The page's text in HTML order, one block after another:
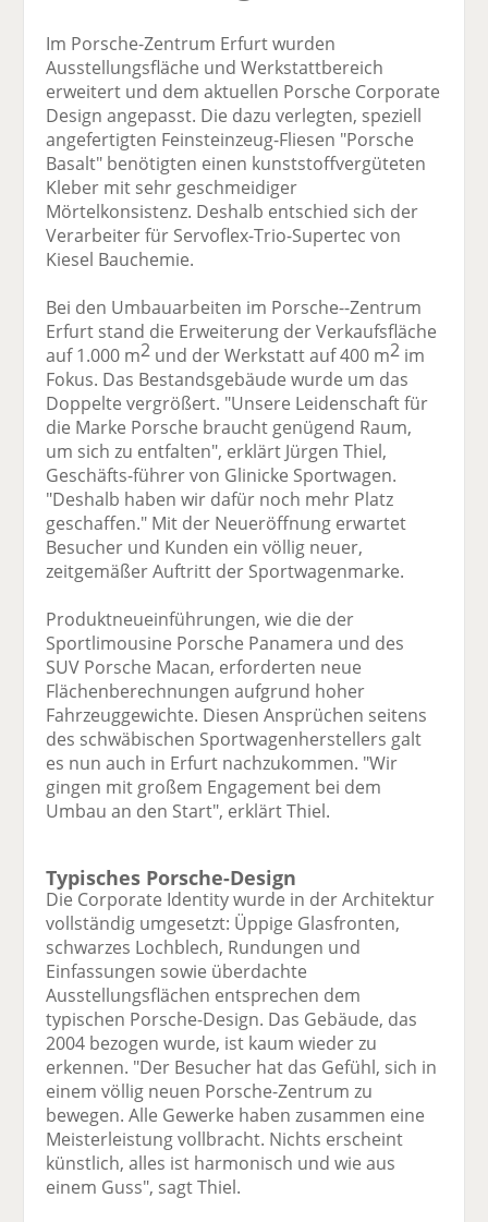
Im Porsche-Zentrum Erfurt wurden
Ausstellungsfläche und Werkstattbereich
erweitert und dem aktuellen Porsche Corporate
Design angepasst. Die dazu verlegten, speziell
angefertigten Feinsteinzeug-Fliesen "Porsche
Basalt" benötigten einen kunststoffvergüteten
Kleber mit sehr geschmeidiger
Mörtelkonsistenz. Deshalb entschied sich der
Verarbeiter für Servoflex-Trio-Supertec von
Kiesel Bauchemie.
Bei den Umbauarbeiten im Porsche--Zentrum
Erfurt stand die Erweiterung der Verkaufsfläche
auf 1.000 m2 und der Werkstatt auf 400 m2 im
Fokus. Das Bestandsgebäude wurde um das
Doppelte vergrößert. "Unsere Leidenschaft für
die Marke Porsche braucht genügend Raum,
um sich zu entfalten", erklärt Jürgen Thiel,
Geschäfts-führer von Glinicke Sportwagen.
"Deshalb haben wir dafür noch mehr Platz
geschaffen." Mit der Neueröffnung erwartet
Besucher und Kunden ein völlig neuer,
zeitgemäßer Auftritt der Sportwagenmarke.
Produktneueinführungen, wie die der
Sportlimousine Porsche Panamera und des
SUV Porsche Macan, erforderten neue
Flächenberechnungen aufgrund hoher
Fahrzeuggewichte. Diesen Ansprüchen seitens
des schwäbischen Sportwagenherstellers galt
es nun auch in Erfurt nachzukommen. "Wir
gingen mit großem Engagement bei dem
Umbau an den Start", erklärt Thiel.
Typisches Porsche-Design
Die Corporate Identity wurde in der Architektur
vollständig umgesetzt: Üppige Glasfronten,
schwarzes Lochblech, Rundungen und
Einfassungen sowie überdachte
Ausstellungsflächen entsprechen dem
typischen Porsche-Design. Das Gebäude, das
2004 bezogen wurde, ist kaum wieder zu
erkennen. "Der Besucher hat das Gefühl, sich in
einem völlig neuen Porsche-Zentrum zu
bewegen. Alle Gewerke haben zusammen eine
Meisterleistung vollbracht. Nichts erscheint
künstlich, alles ist harmonisch und wie aus
einem Guss", sagt Thiel.